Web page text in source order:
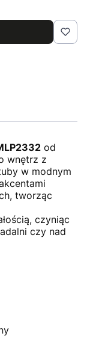
od
wnętrz z
w modnym
tworząc
czyniąc
czy nad